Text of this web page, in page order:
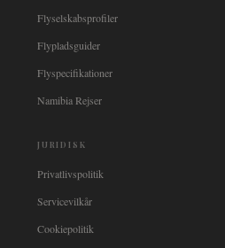
Flyselskabsprofiler
Flypladsguider
Flyspecifikationer
Namibia Rejser
JURIDISK
Privatlivspolitik
Servicevilkår
Cookiepolitik